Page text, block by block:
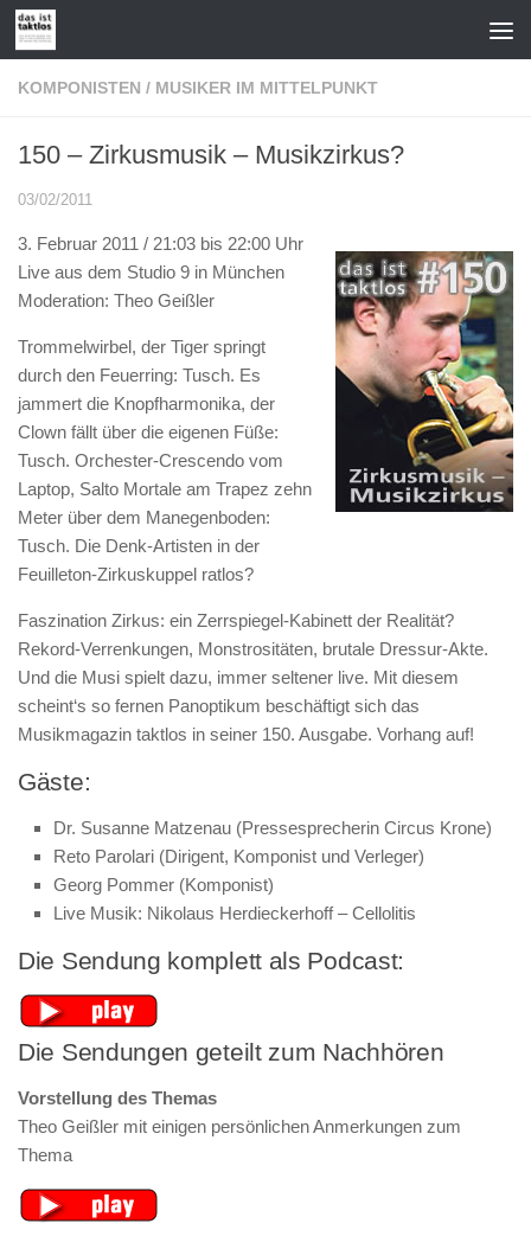
Zum Inhalt springen
KOMPONISTEN / MUSIKER IM MITTELPUNKT
150 – Zirkusmusik – Musikzirkus?
03/02/2011
3. Februar 2011 / 21:03 bis 22:00 Uhr
Live aus dem Studio 9 in München
Moderation: Theo Geißler
Trommelwirbel, der Tiger springt
durch den Feuerring: Tusch. Es
jammert die Knopfharmonika, der
Clown fällt über die eigenen Füße:
Tusch. Orchester-Crescendo vom
Laptop, Salto Mortale am Trapez zehn
Meter über dem Manegenboden:
Tusch. Die Denk-Artisten in der
Feuilleton-Zirkuskuppel ratlos?
Faszination Zirkus: ein Zerrspiegel-Kabinett der Realität?
Rekord-Verrenkungen, Monstrosi­tä­ten, brutale Dressur-Akte.
Und die Musi spielt dazu, immer seltener live. Mit diesem
scheint‘s so fernen Panoptikum beschäftigt sich das
Musikmagazin taktlos in seiner 150. Ausgabe. Vorhang auf!
Gäste:
Dr. Susanne Matzenau (Pressesprecherin Circus Krone)
Reto Parolari (Dirigent, Komponist und Verleger)
Georg Pommer (Komponist)
Live Musik: Nikolaus Herdieckerhoff – Cellolitis
Die Sendung komplett als Podcast:
Die Sendungen geteilt zum Nachhören
Vorstellung des Themas
Theo Geißler mit einigen persönlichen Anmerkungen zum
Thema